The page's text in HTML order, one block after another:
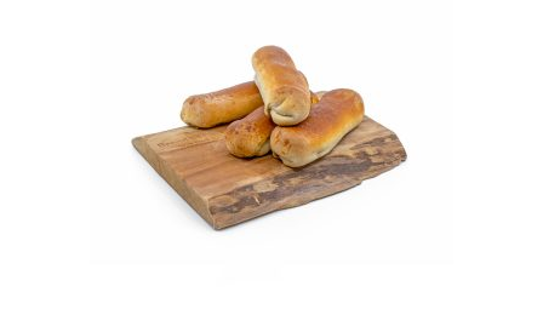
TOEVOEGEN AAN
WINKELWAGEN